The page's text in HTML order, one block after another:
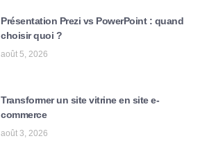
Présentation Prezi vs PowerPoint : quand
choisir quoi ?
août 5, 2026
Transformer un site vitrine en site e-
commerce
août 3, 2026